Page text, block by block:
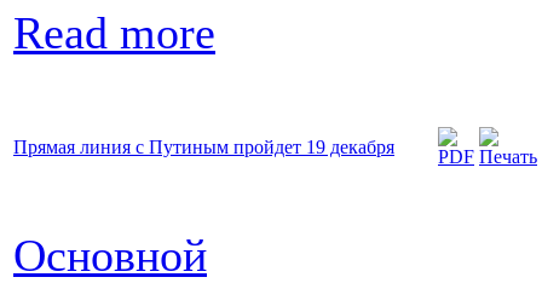
Read more
Прямая линия с Путиным пройдет 19 декабря
Основной